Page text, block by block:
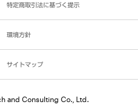
特定商取引法に基づく提示
環境方針
サイトマップ
and Consulting Co., Ltd.